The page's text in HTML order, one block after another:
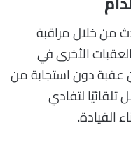
من خلال مراقبة
الأخرى في
عقبة دون استجابة من
تلقائيًا لتفادي
القيادة.